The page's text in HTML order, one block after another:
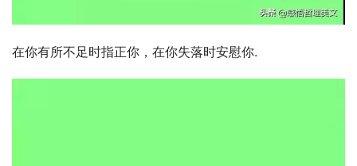
在你有所不足时指正你，在你失落时安慰你.